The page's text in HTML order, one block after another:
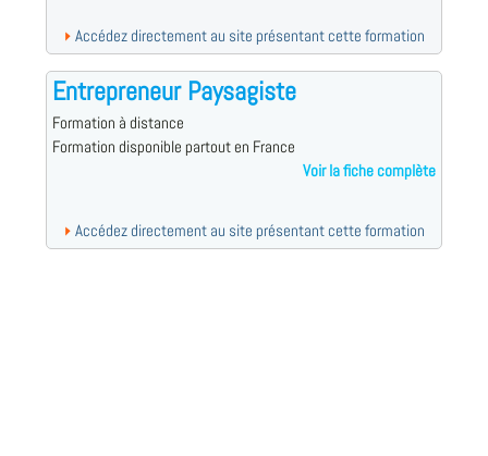
Accédez directement au site présentant cette formation
Entrepreneur Paysagiste
Formation à distance
Formation disponible partout en France
Voir la fiche complète
Accédez directement au site présentant cette formation